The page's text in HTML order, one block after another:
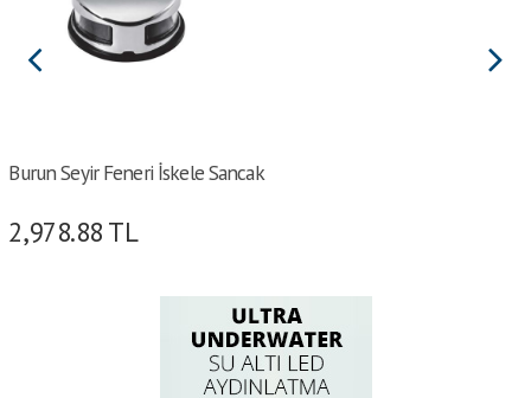
Burun Seyir Feneri İskele Sancak
2,978.88 TL